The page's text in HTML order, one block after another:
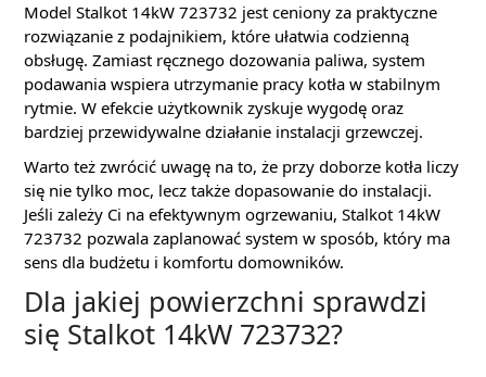
Model Stalkot 14kW 723732 jest ceniony za praktyczne
rozwiązanie z podajnikiem, które ułatwia codzienną
obsługę. Zamiast ręcznego dozowania paliwa, system
podawania wspiera utrzymanie pracy kotła w stabilnym
rytmie. W efekcie użytkownik zyskuje wygodę oraz
bardziej przewidywalne działanie instalacji grzewczej.
Warto też zwrócić uwagę na to, że przy doborze kotła liczy
się nie tylko moc, lecz także dopasowanie do instalacji.
Jeśli zależy Ci na efektywnym ogrzewaniu, Stalkot 14kW
723732 pozwala zaplanować system w sposób, który ma
sens dla budżetu i komfortu domowników.
Dla jakiej powierzchni sprawdzi
się Stalkot 14kW 723732?